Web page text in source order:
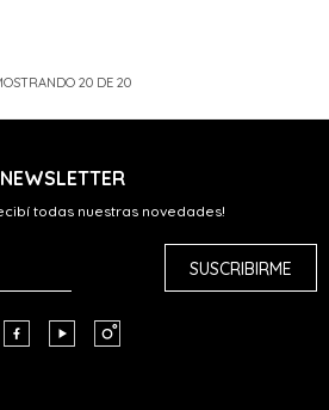
20 DE 20
NEWSLETTER
todas nuestras novedades!
SUSCRIBIRME
  